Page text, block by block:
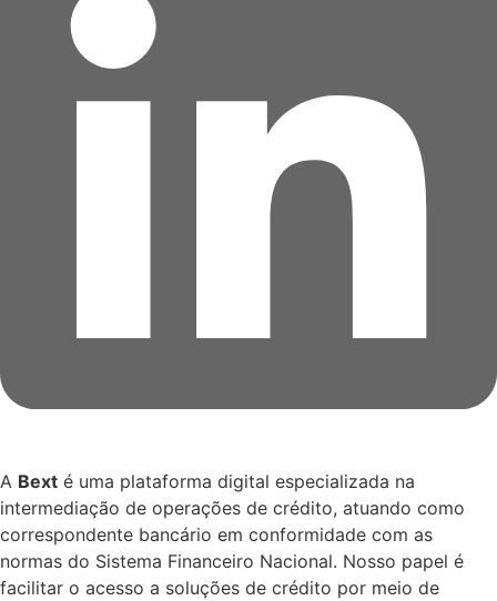
A Bext é uma plataforma digital especializada na
intermediação de operações de crédito, atuando como
correspondente bancário em conformidade com as
normas do Sistema Financeiro Nacional. Nosso papel é
facilitar o acesso a soluções de crédito por meio de